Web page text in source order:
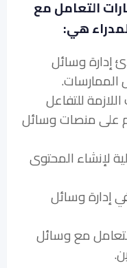
التعامل مع
هي:
اللازمة للتفاعل
منصات وسائل
لإنشاء المحتوى
في إدارة وسائل
مع وسائل